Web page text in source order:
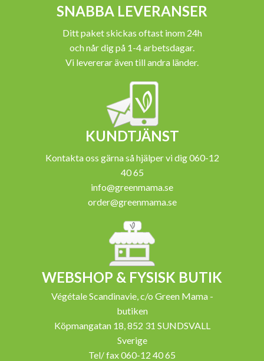
SNABBA LEVERANSER
Ditt paket skickas oftast inom 24h
och når dig på 1-4 arbetsdagar.
Vi levererar även till andra länder.
KUNDTJÄNST
Kontakta oss gärna så hjälper vi dig 060-12
40 65
info@greenmama.se
order@greenmama.se
WEBSHOP & FYSISK BUTIK
Végétale Scandinavie, c/o Green Mama -
butiken
Köpmangatan 18, 852 31 SUNDSVALL
Sverige
Tel/ fax 060-12 40 65